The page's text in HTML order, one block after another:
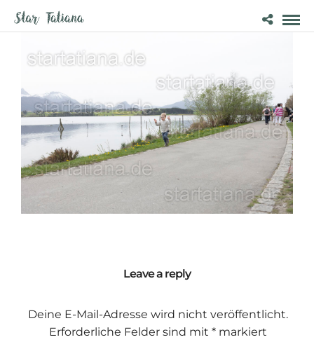
Leave a reply
Deine E-Mail-Adresse wird nicht veröffentlicht.
Erforderliche Felder sind mit *markiert